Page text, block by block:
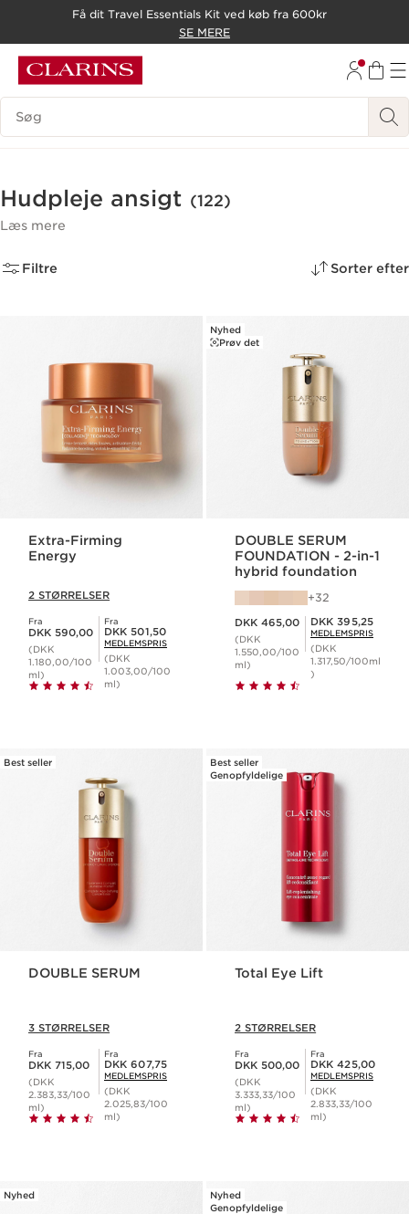
GÅ TIL BUND
Få dit Travel Essentials Kit ved køb fra 600kr
SE MERE
Søgevindue
Hudpleje ansigt (122)
Læs mere
Filtre Sorter efter
Extra-Firming
Energy
2 STØRRELSER
Fra
Nuværende pris DKK 590,00
DKK 590,00
(DKK
1.180,00/100
ml)
Fra
Medlemspris DKK 501,50
DKK 501,50
MEDLEMSPRIS
(DKK
1.003,00/100
ml)
Nyhed
Prøv det
DOUBLE SERUM
FOUNDATION - 2-in-1
hybrid foundation
32
DKK 465,00
(DKK
1.550,00/100
ml)
Medlemspris DKK 395,25
DKK 395,25
MEDLEMSPRIS
(DKK
1.317,50/100ml
)
Best seller
DOUBLE SERUM
3 STØRRELSER
Fra
Nuværende pris DKK 715,00
DKK 715,00
(DKK
2.383,33/100
ml)
Fra
Medlemspris DKK 607,75
DKK 607,75
MEDLEMSPRIS
(DKK
2.025,83/100
ml)
Best seller
Genopfyldelige
Total Eye Lift
2 STØRRELSER
Fra
Nuværende pris DKK 500,00
DKK 500,00
(DKK
3.333,33/100
ml)
Fra
Medlemspris DKK 425,00
DKK 425,00
MEDLEMSPRIS
(DKK
2.833,33/100
ml)
Nyhed
Nyhed
Genopfyldelige